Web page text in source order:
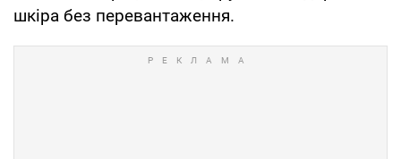
шкіра без перевантаження.